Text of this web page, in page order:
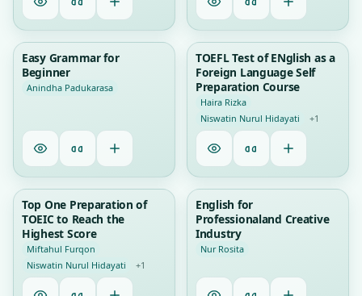
Easy Grammar for
Beginner
Anindha Padukarasa
TOEFL Test of ENglish as a
Foreign Language Self
Preparation Course
Haira Rizka
Niswatin Nurul Hidayati
+1
Top One Preparation of
TOEIC to Reach the
Highest Score
Miftahul Furqon
Niswatin Nurul Hidayati
+1
English for
Professionaland Creative
Industry
Nur Rosita